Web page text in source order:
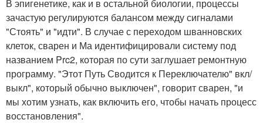
В эпигенетике, как и в остальной биологии, процессы
зачастую регулируются балансом между сигналами
"Стоять" и "идти". В случае с переходом шванновских
клеток, сварен и Ма идентифицировали систему под
названием Prc2, которая по сути заглушает ремонтную
программу. "Этот Путь Сводится к Переключателю" вкл/
выкл", который обычно выключен", говорит сварен, "и
мы хотим узнать, как включить его, чтобы начать процесс
восстановления".